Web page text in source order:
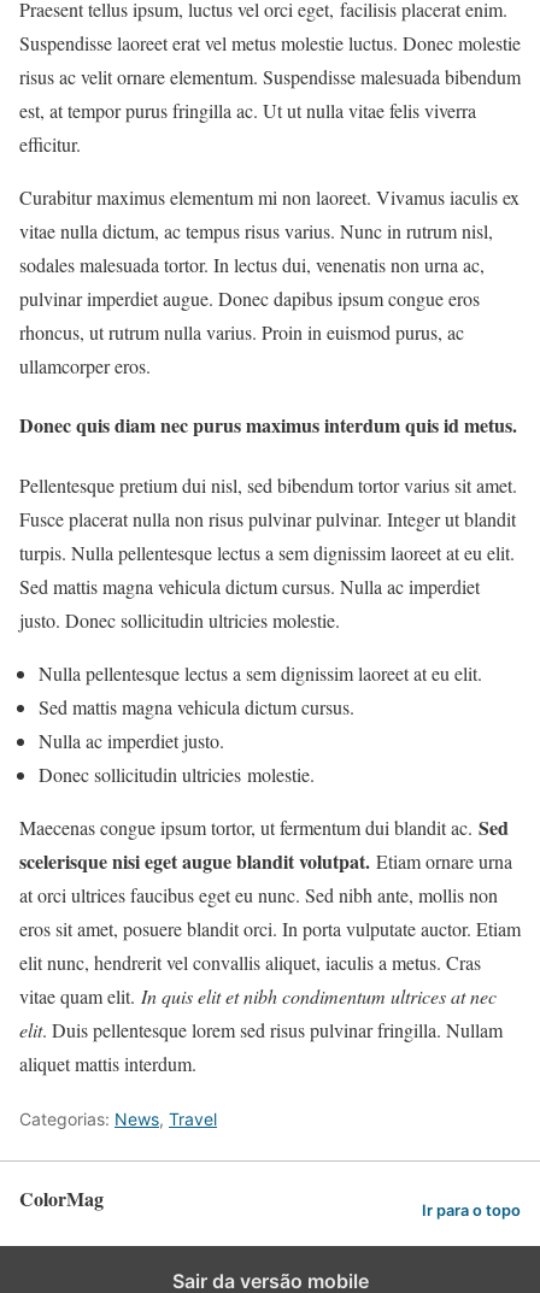
Praesent tellus ipsum, luctus vel orci eget, facilisis placerat enim.
Suspendisse laoreet erat vel metus molestie luctus. Donec molestie
risus ac velit ornare elementum. Suspendisse malesuada bibendum
est, at tempor purus fringilla ac. Ut ut nulla vitae felis viverra
efficitur.
Curabitur maximus elementum mi non laoreet. Vivamus iaculis ex
vitae nulla dictum, ac tempus risus varius. Nunc in rutrum nisl,
sodales malesuada tortor. In lectus dui, venenatis non urna ac,
pulvinar imperdiet augue. Donec dapibus ipsum congue eros
rhoncus, ut rutrum nulla varius. Proin in euismod purus, ac
ullamcorper eros.
Donec quis diam nec purus maximus interdum quis id metus.
Pellentesque pretium dui nisl, sed bibendum tortor varius sit amet.
Fusce placerat nulla non risus pulvinar pulvinar. Integer ut blandit
turpis. Nulla pellentesque lectus a sem dignissim laoreet at eu elit.
Sed mattis magna vehicula dictum cursus. Nulla ac imperdiet
justo. Donec sollicitudin ultricies molestie.
Nulla pellentesque lectus a sem dignissim laoreet at eu elit.
Sed mattis magna vehicula dictum cursus.
Nulla ac imperdiet justo.
Donec sollicitudin ultricies molestie.
Maecenas congue ipsum tortor, ut fermentum dui blandit ac. Sed
scelerisque nisi eget augue blandit volutpat. Etiam ornare urna
at orci ultrices faucibus eget eu nunc. Sed nibh ante, mollis non
eros sit amet, posuere blandit orci. In porta vulputate auctor. Etiam
elit nunc, hendrerit vel convallis aliquet, iaculis a metus. Cras
vitae quam elit. In quis elit et nibh condimentum ultrices at nec
elit. Duis pellentesque lorem sed risus pulvinar fringilla. Nullam
aliquet mattis interdum.
Categorias: News, Travel
ColorMag Ir para o topo
Sair da versão mobile